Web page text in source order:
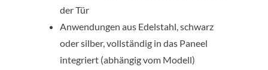
der Tür
Anwendungen aus Edelstahl, schwarz
oder silber, vollständig in das Paneel
integriert (abhängig vom Modell)